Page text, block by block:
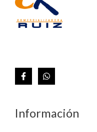
Información